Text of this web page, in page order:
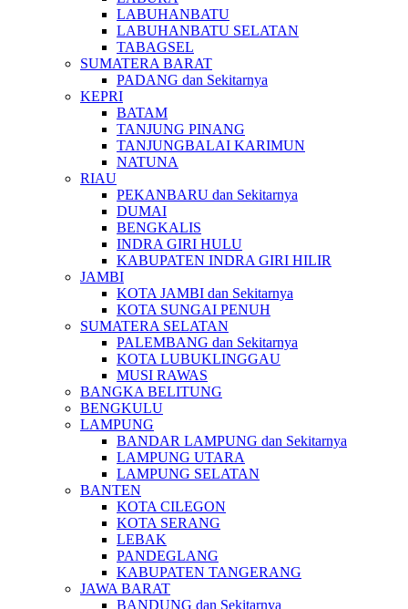
LABUHANBATU
LABUHANBATU SELATAN
TABAGSEL
SUMATERA BARAT
PADANG dan Sekitarnya
KEPRI
BATAM
TANJUNG PINANG
TANJUNGBALAI KARIMUN
NATUNA
RIAU
PEKANBARU dan Sekitarnya
DUMAI
BENGKALIS
INDRA GIRI HULU
KABUPATEN INDRA GIRI HILIR
JAMBI
KOTA JAMBI dan Sekitarnya
KOTA SUNGAI PENUH
SUMATERA SELATAN
PALEMBANG dan Sekitarnya
KOTA LUBUKLINGGAU
MUSI RAWAS
BANGKA BELITUNG
BENGKULU
LAMPUNG
BANDAR LAMPUNG dan Sekitarnya
LAMPUNG UTARA
LAMPUNG SELATAN
BANTEN
KOTA CILEGON
KOTA SERANG
LEBAK
PANDEGLANG
KABUPATEN TANGERANG
JAWA BARAT
BANDUNG dan Sekitarnya